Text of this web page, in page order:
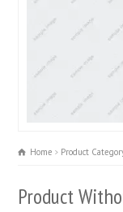
Home Product
Product